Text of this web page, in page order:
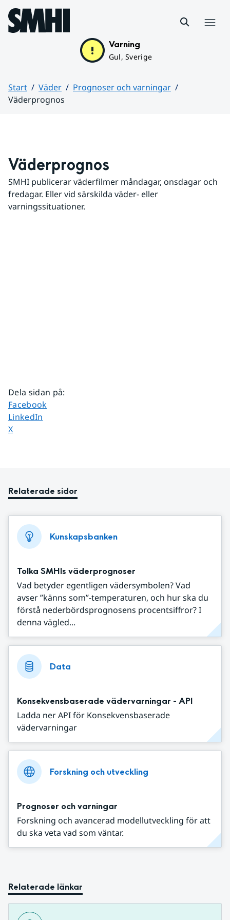
Hoppa till sidans innehåll
Varning
Gul, Sverige
Start Väder
Prognoser och varningar
Väderprognos
Väderprognos
SMHI publicerar väderfilmer måndagar, onsdagar och
fredagar. Eller vid särskilda väder- eller
varningssituationer.
Dela sidan på:
Dela sidan på
Facebook
Dela sidan på
LinkedIn
Dela sidan på
X
Relaterade sidor
Kunskapsbanken
Tolka SMHIs väderprognoser
Vad betyder egentligen vädersymbolen? Vad
avser ”känns som”-temperaturen, och hur ska du
förstå nederbördsprognosens procentsiffror? I
denna vägled...
Data
Konsekvensbaserade vädervarningar - API
Ladda ner API för Konsekvensbaserade
vädervarningar
Forskning och utveckling
Prognoser och varningar
Forskning och avancerad modellutveckling för att
du ska veta vad som väntar.
Relaterade länkar